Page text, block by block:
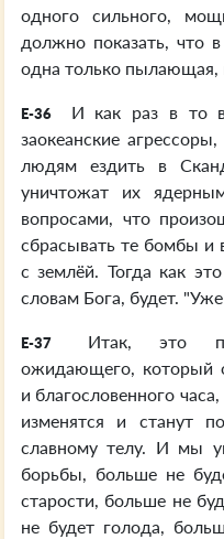
одного сильного,
должно показать, что
одна только пылающая,
E-36
И как раз в то
заокеанские
людям ездить в
уничтожат их
вопросами, что
сбрасывать те бомбы и
с землёй. Тогда как
словам Бога, будет.
E-37
Итак, это
ожидающего, который
и благословенного
изменятся и станут
славному телу. И мы
борьбы, больше не
старости, больше не
не будет голода,